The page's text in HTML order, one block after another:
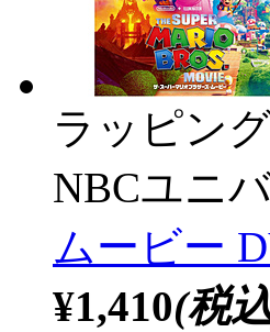
ラッピン
NBCユニ
ムービー
¥1,410(税